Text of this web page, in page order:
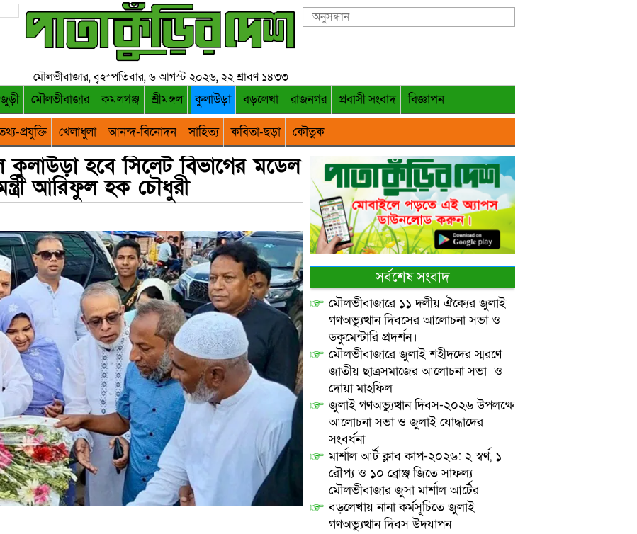
মৌলভীবাজার, বৃহস্পতিবার, ৬ আগস্ট ২০২৬, ২২ শ্রাবণ ১৪৩৩
জুড়ী মৌলভীবাজার কমলগঞ্জ শ্রীমঙ্গল কুলাউড়া বড়লেখা রাজনগর প্রবাসী সংবাদ
বিজ্ঞাপন
প্রযুক্তি
খেলাধুলা আনন্দ-বিনোদন সাহিত্য কবিতা-ছড়া কৌতুক
হবে সিলেট বিভাগের মডেল
আরিফুল হক চৌধুরী
সর্বশেষ সংবাদ
মৌলভীবাজারে ১১ দলীয় ঐক্যের জুলাই
গণঅভ্যুত্থান দিবসের আলোচনা সভা ও
ডকুমেন্টারি প্রদর্শন।
মৌলভীবাজারে জুলাই শহীদদের স্মরণে
জাতীয় ছাত্রসমাজের আলোচনা সভা ও
দোয়া মাহফিল
জুলাই গণঅভ্যুত্থান দিবস-২০২৬ উপলক্ষে
আলোচনা সভা ও জুলাই যোদ্ধাদের
সংবর্ধনা
মার্শাল আর্ট ক্লাব কাপ-২০২৬: ২ স্বর্ণ, ১
রৌপ্য ও ১০ ব্রোঞ্জ জিতে সাফল্য
মৌলভীবাজার জুসা মার্শাল আর্টের
বড়লেখায় নানা কর্মসূচিতে জুলাই
গণঅভ্যুত্থান দিবস উদযাপন